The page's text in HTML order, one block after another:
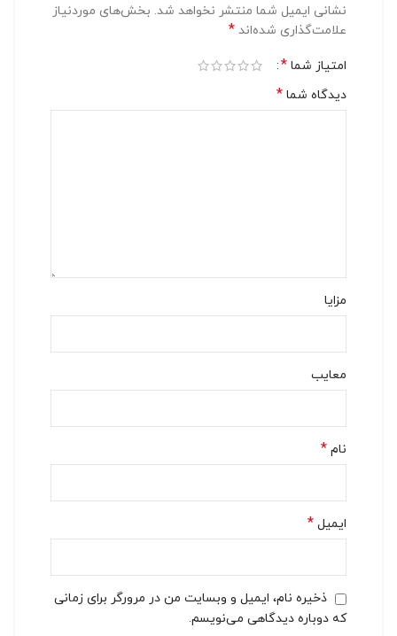
نشانی ایمیل شما منتشر نخواهد شد. بخش‌های موردنیاز
علامت‌گذاری شده‌اند *
امتیاز شما *
دیدگاه شما *
مزایا
معایب
نام *
ایمیل *
ذخیره نام، ایمیل و وبسایت من در مرورگر برای زمانی
که دوباره دیدگاهی می‌نویسم.